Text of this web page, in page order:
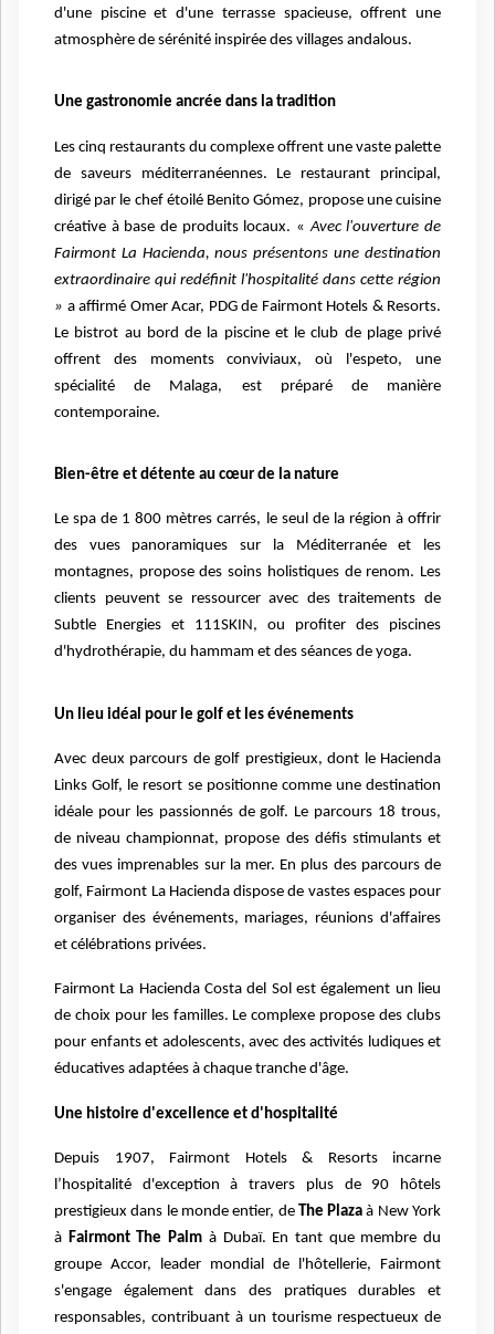
d'une piscine et d'une terrasse spacieuse, offrent une
atmosphère de sérénité inspirée des villages andalous.
Une gastronomie ancrée dans la tradition
Les cinq restaurants du complexe offrent une vaste palette
de saveurs méditerranéennes. Le restaurant principal,
dirigé par le chef étoilé Benito Gómez, propose une cuisine
créative à base de produits locaux. «Avec l'ouverture de
Fairmont La Hacienda, nous présentons une destination
extraordinaire qui redéfinit l'hospitalité dans cette région
» a affirmé Omer Acar, PDG de Fairmont Hotels & Resorts.
Le bistrot au bord de la piscine et le club de plage privé
offrent des moments conviviaux, où l'espeto, une
spécialité de Malaga, est préparé de manière
contemporaine.
Bien-être et détente au cœur de la nature
Le spa de 1 800 mètres carrés, le seul de la région à offrir
des vues panoramiques sur la Méditerranée et les
montagnes, propose des soins holistiques de renom. Les
clients peuvent se ressourcer avec des traitements de
Subtle Energies et 111SKIN, ou profiter des piscines
d'hydrothérapie, du hammam et des séances de yoga.
Un lieu idéal pour le golf et les événements
Avec deux parcours de golf prestigieux, dont le Hacienda
Links Golf, le resort se positionne comme une destination
idéale pour les passionnés de golf. Le parcours 18 trous,
de niveau championnat, propose des défis stimulants et
des vues imprenables sur la mer. En plus des parcours de
golf, Fairmont La Hacienda dispose de vastes espaces pour
organiser des événements, mariages, réunions d'affaires
et célébrations privées.
Fairmont La Hacienda Costa del Sol est également un lieu
de choix pour les familles. Le complexe propose des clubs
pour enfants et adolescents, avec des activités ludiques et
éducatives adaptées à chaque tranche d'âge.
Une histoire d'excellence et d'hospitalité
Depuis 1907, Fairmont Hotels & Resorts incarne
l’hospitalité d'exception à travers plus de 90 hôtels
prestigieux dans le monde entier, de
The Plaza à New York
à Fairmont The Palm à Dubaï. En tant que membre du
groupe Accor, leader mondial de l'hôtellerie, Fairmont
s'engage également dans des pratiques durables et
responsables, contribuant à un tourisme respectueux de